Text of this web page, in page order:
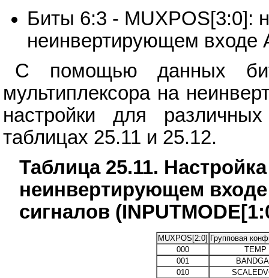
Биты 6:3 - MUXPOS[3:0]:
неинвертирующем
С помощью данных
мультиплексора на
настройки для
таблицах 25.11 и 25.12.
Таблица 25.11.
неинвертирующем
сигналов
MUXPOS[2:0] Групповая
000
TEMP
001
010